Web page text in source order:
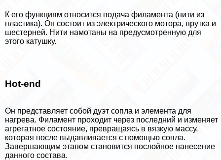
К его функциям относится подача филамента (нити из
пластика). Он состоит из электрического мотора, прутка и
шестерней. Нити намотаны на предусмотренную для
этого катушку.
Hot-end
Он представляет собой дуэт сопла и элемента для
нагрева. Филамент проходит через последний и изменяет
агрегатное состояние, превращаясь в вязкую массу,
которая после выдавливается с помощью сопла.
Завершающим этапом становится послойное нанесение
данного состава.